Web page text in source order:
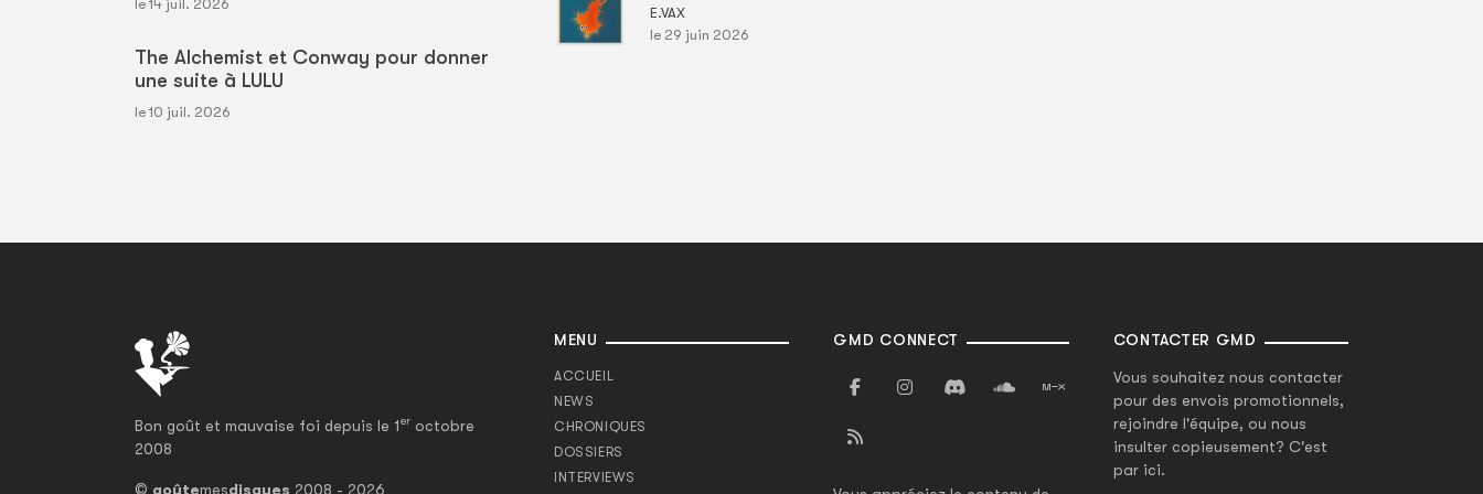
le 14 juil. 2026
The Alchemist et Conway pour donner
une suite à LULU
le 10 juil. 2026
E.VAX
le 29 juin 2026
Bon goût et mauvaise foi depuis le 1er octobre
2008
© goûtemesdisques 2008 - 2026
MENU
ACCUEIL
NEWS
CHRONIQUES
DOSSIERS
INTERVIEWS
GMD CONNECT CONTACTER GMD
Vous souhaitez nous contacter
pour des envois promotionnels,
rejoindre l'équipe, ou nous
insulter copieusement? C'est
par ici.